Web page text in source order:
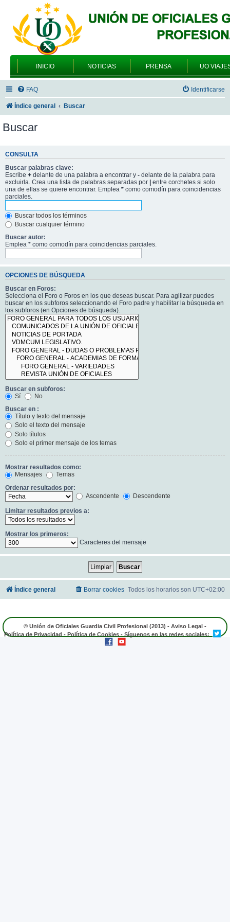
INICIO NOTICIAS PRENSA UO
FAQ Identificarse
Índice general Buscar
Buscar
CONSULTA
Buscar palabras clave:
Escribe + delante de una palabra a encontrar y - delante de la palabra para
excluirla. Crea una lista de palabras separadas por | entre corchetes si solo
una de ellas se quiere encontrar. Emplea * como comodín para coincidencias
parciales.
Buscar todos los términos
Buscar cualquier término
Buscar autor:
Emplea * como comodín para coincidencias parciales.
OPCIONES DE BÚSQUEDA
Buscar en Foros:
Selecciona el Foro o Foros en los que deseas buscar. Para agilizar puedes
buscar en los subforos seleccionando el Foro padre y habilitar la búsqueda en
los subforos (en Opciones de búsqueda).
Buscar en subforos:
Sí
No
Buscar en :
Título y texto del mensaje
Solo el texto del mensaje
Solo títulos
Solo el primer mensaje de los temas
Mostrar resultados como:
Mensajes
Temas
Ordenar resultados por:
Ascendente
Descendente
Limitar resultados previos a:
Mostrar los primeros:
Caracteres del mensaje
Índice general Todos los horarios son UTC+02:00
Borrar cookies
© Unión de Oficiales Guardia Civil Profesional (2013) - Aviso Legal -
Política de Privacidad - Política de Cookies - Síguenos en las redes sociales: